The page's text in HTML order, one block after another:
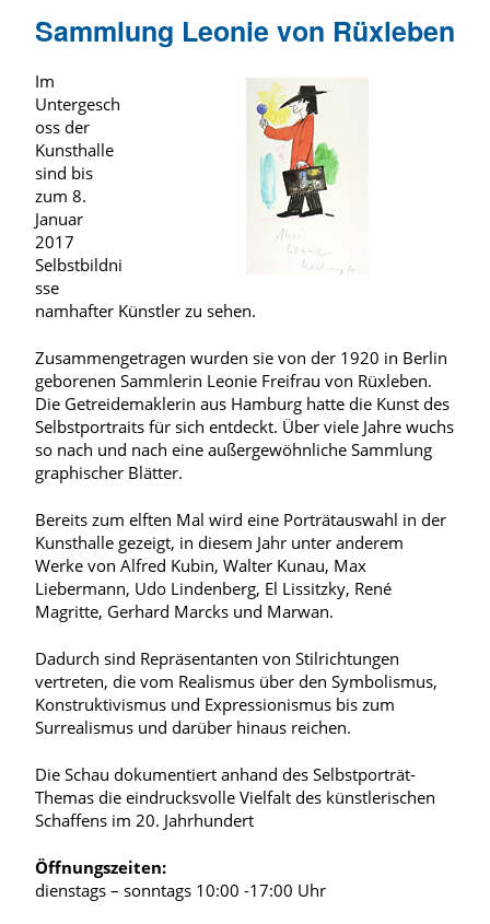
Sammlung Leonie von Rüxleben
Im
Untergesch
oss der
Kunsthalle
sind bis
zum 8.
Januar
2017
Selbstbildni
sse
namhafter Künstler zu sehen.
Zusammengetragen wurden sie von der 1920 in Berlin
geborenen Sammlerin Leonie Freifrau von Rüxleben.
Die Getreidemaklerin aus Hamburg hatte die Kunst des
Selbstportraits für sich entdeckt. Über viele Jahre wuchs
so nach und nach eine außergewöhnliche Sammlung
graphischer Blätter.
Bereits zum elften Mal wird eine Porträtauswahl in der
Kunsthalle gezeigt, in diesem Jahr unter anderem
Werke von Alfred Kubin, Walter Kunau, Max
Liebermann, Udo Lindenberg, El Lissitzky, René
Magritte, Gerhard Marcks und Marwan.
Dadurch sind Repräsentanten von Stilrichtungen
vertreten, die vom Realismus über den Symbolismus,
Konstruktivismus und Expressionismus bis zum
Surrealismus und darüber hinaus reichen.
Die Schau dokumentiert anhand des Selbstporträt-
Themas die eindrucksvolle Vielfalt des künstlerischen
Schaffens im 20. Jahrhundert
Öffnungszeiten:
dienstags – sonntags 10:00 -17:00 Uhr